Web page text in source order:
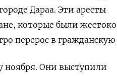
Дараа. Эти аресты
которые были жестоко
перерос в гражданскую
ноября. Они выступили